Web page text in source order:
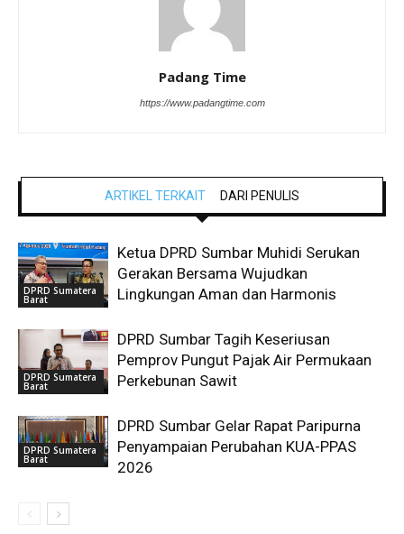
Padang Time
https://www.padangtime.com
ARTIKEL TERKAIT DARI PENULIS
DPRD Sumatera
Barat
Ketua DPRD Sumbar Muhidi Serukan
Gerakan Bersama Wujudkan
Lingkungan Aman dan Harmonis
DPRD Sumatera
Barat
DPRD Sumbar Tagih Keseriusan
Pemprov Pungut Pajak Air Permukaan
Perkebunan Sawit
DPRD Sumatera
Barat
DPRD Sumbar Gelar Rapat Paripurna
Penyampaian Perubahan KUA-PPAS
2026